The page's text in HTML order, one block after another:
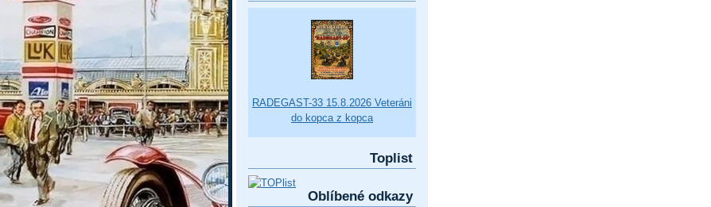
RADEGAST-33 15.8.2026 Veteráni
do kopca z kopca
Toplist
Oblíbené odkazy